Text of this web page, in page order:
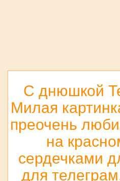
С днюшкой
Милая
преочень
на
сердечками
для